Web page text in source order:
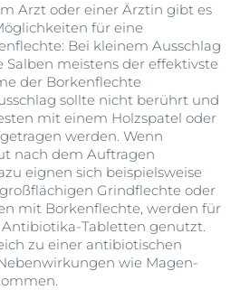
Arzt oder einer Ärztin gibt es
für eine
Bei kleinem Ausschlag
meistens der effektivste
der Borkenflechte
sollte nicht berührt und
mit einem Holzspatel oder
werden. Wenn
nach dem Auftragen
eignen sich beispielsweise
Grindflechte oder
mit Borkenflechte, werden für
Tabletten genutzt.
zu einer antibiotischen
wie Magen-